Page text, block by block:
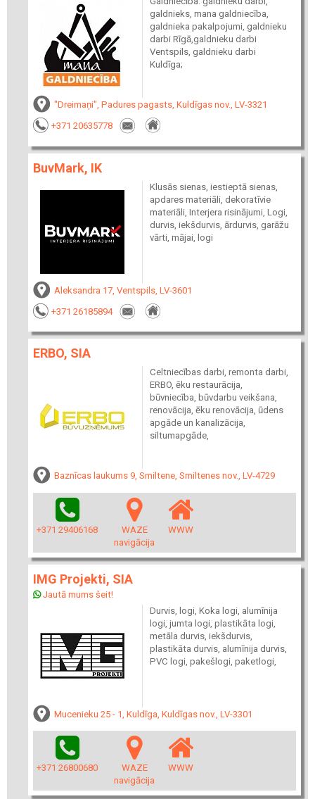
galdnieks, mana galdniecība,
galdnieka pakalpojumi, galdnieku
darbi Rīgā,galdnieku darbi
Ventspils, galdnieku darbi
Kuldīga;
"Dreimaņi", Padures pagasts, Kuldīgas nov., LV-3321
+371 20635778
BuvMark, IK
Klusās sienas, iestieptā sienas,
apdares materiāli, dekoratīvie
materiāli, Interjera risinājumi, Logi,
durvis, iekšdurvis, ārdurvis, garāžu
vārti, mājai, logi
Aleksandra 17, Ventspils, LV-3601
+371 26185894
ERBO, SIA
Celtniecības darbi, remonta darbi,
ERBO, ēku restaurācija,
būvniecība, būvdarbu veikšana,
renovācija, ēku renovācija, ūdens
apgāde un kanalizācija,
siltumapgāde,
Baznīcas laukums 9, Smiltene, Smiltenes nov., LV-4729
+371 29406168
WAZE
navigācija
WWW
IMG Projekti, SIA
Jautā mums šeit!
Durvis, logi, Koka logi, alumīnija
logi, jumta logi, plastikāta logi,
metāla durvis, iekšdurvis,
plastikāta durvis, alumīnija durvis,
PVC logi, pakešlogi, paketlogi,
Mucenieku 25 - 1, Kuldīga, Kuldīgas nov., LV-3301
+371 26800680
WAZE
navigācija
WWW